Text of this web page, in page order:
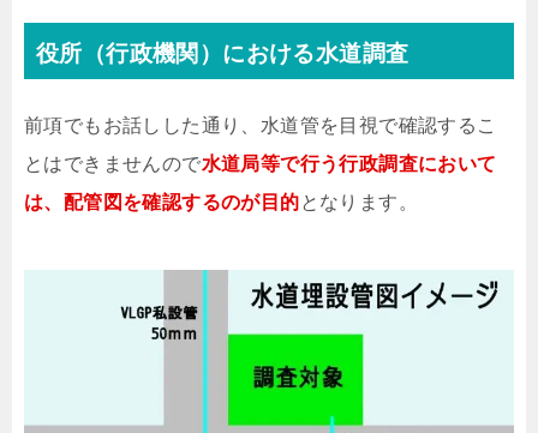
役所（行政機関）における水道調査
前項でもお話しした通り、水道管を目視で確認するこ
とはできませんので水道局等で行う行政調査において
は、配管図を確認するのが目的となります。